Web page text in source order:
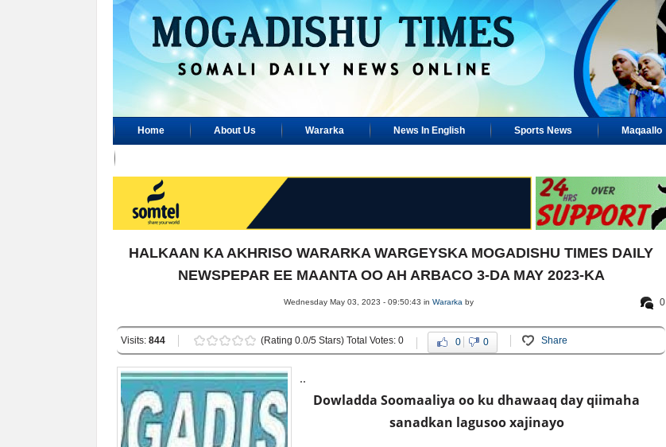
Home About Us Wararka News In English Sports News Maqaallo
HALKAAN KA AKHRISO WARARKA WARGEYSKA MOGADISHU TIMES DAILY
NEWSPEPAR EE MAANTA OO AH ARBACO 3-DA MAY 2023-KA
0
Wednesday May 03, 2023 - 09:50:43 in Wararka by
Visits: 844 (Rating 0.0/5 Stars) Total Votes: 0 0 0 Share
..
Dowladda Soomaaliya oo ku dhawaaq day qiimaha
sanadkan lagusoo xajinayo